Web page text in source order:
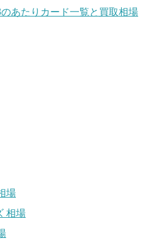
あたりカード一覧と買取相場
場
相場